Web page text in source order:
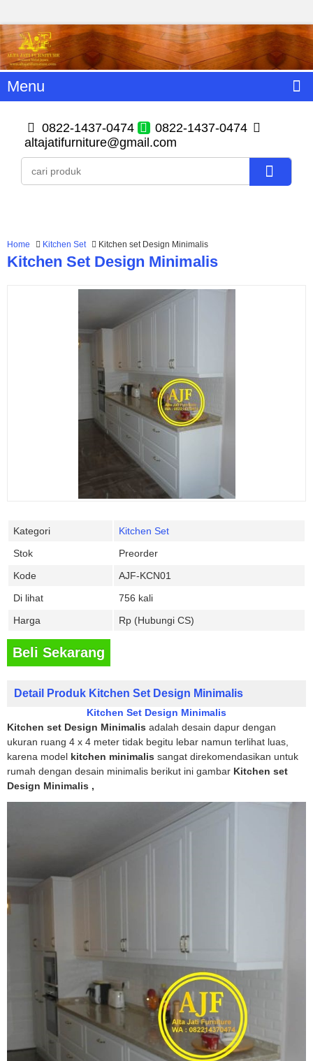
Menu
0822-1437-0474
0822-1437-0474
altajatifurniture@gmail.com
Home Kitchen Set Kitchen set Design Minimalis
Kitchen Set Design Minimalis
Kategori
Kitchen Set
Stok
Preorder
Kode
AJF-KCN01
Di lihat
756 kali
Harga
Rp (Hubungi CS)
Beli Sekarang
Detail Produk Kitchen Set Design Minimalis
Kitchen Set Design Minimalis
Kitchen set Design Minimalis adalah desain dapur dengan
ukuran ruang 4 x 4 meter tidak begitu lebar namun terlihat luas,
karena model kitchen minimalis sangat direkomendasikan untuk
rumah dengan desain minimalis berikut ini gambar Kitchen set
Design Minimalis ,